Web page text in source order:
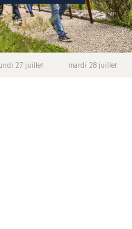
27 juillet mardi 28 juillet